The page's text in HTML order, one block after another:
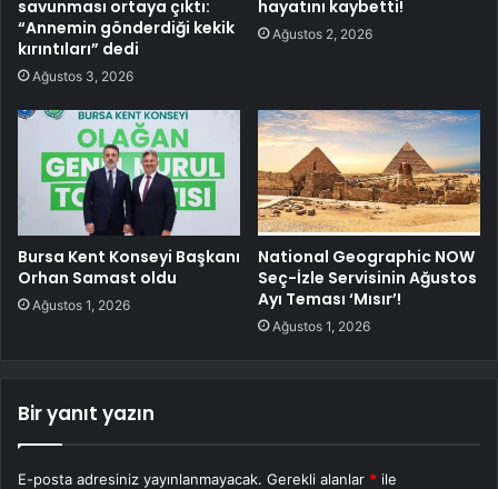
savunması ortaya çıktı:
“Annemin gönderdiği kekik
kırıntıları” dedi
Ağustos 3, 2026
hayatını kaybetti!
Ağustos 2, 2026
Bursa Kent Konseyi Başkanı
Orhan Samast oldu
Ağustos 1, 2026
National Geographic NOW
Seç-İzle Servisinin Ağustos
Ayı Teması ‘Mısır’!
Ağustos 1, 2026
Bir yanıt yazın
E-posta adresiniz yayınlanmayacak. Gerekli alanlar * ile